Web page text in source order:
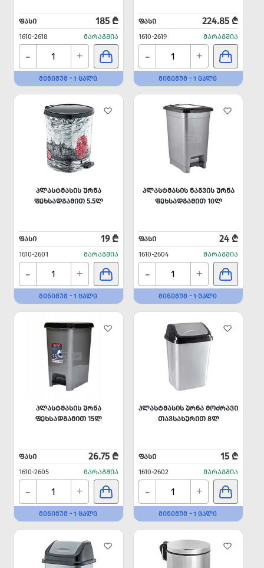
ᲤᲐᲡᲘ 185 ₾
1610-2618 ᲛᲐᲠᲐᲒᲨᲘᲐ
- +
ᲛᲘᲜᲘᲛᲣᲛ - 1 ᲪᲐᲚᲘ
ᲤᲐᲡᲘ 224.85 ₾
1610-2619 ᲛᲐᲠᲐᲒᲨᲘᲐ
- +
ᲛᲘᲜᲘᲛᲣᲛ - 1 ᲪᲐᲚᲘ
ᲞᲚᲐᲡᲢᲛᲐᲡᲘᲡ ᲣᲠᲜᲐ
ᲤᲔᲮᲡᲐᲓᲒᲐᲛᲘᲗ 5.5Ლ
ᲤᲐᲡᲘ 19 ₾
1610-2601 ᲛᲐᲠᲐᲒᲨᲘᲐ
- +
ᲛᲘᲜᲘᲛᲣᲛ - 1 ᲪᲐᲚᲘ
ᲞᲚᲐᲡᲢᲛᲐᲡᲘᲡ ᲜᲐᲒᲕᲘᲡ ᲣᲠᲜᲐ
ᲤᲔᲮᲡᲐᲓᲒᲐᲛᲘᲗ 10Ლ
ᲤᲐᲡᲘ 24 ₾
1610-2604 ᲛᲐᲠᲐᲒᲨᲘᲐ
- +
ᲛᲘᲜᲘᲛᲣᲛ - 1 ᲪᲐᲚᲘ
ᲞᲚᲐᲡᲢᲛᲐᲡᲘᲡ ᲣᲠᲜᲐ
ᲤᲔᲮᲡᲐᲓᲒᲐᲛᲘᲗ 15Ლ
ᲤᲐᲡᲘ 26.75 ₾
1610-2605 ᲛᲐᲠᲐᲒᲨᲘᲐ
- +
ᲛᲘᲜᲘᲛᲣᲛ - 1 ᲪᲐᲚᲘ
ᲞᲚᲐᲡᲢᲛᲐᲡᲘᲡ ᲣᲠᲜᲐ ᲛᲝᲫᲠᲐᲕᲘ
ᲗᲐᲕᲡᲐᲮᲣᲠᲘᲗ 8Ლ
ᲤᲐᲡᲘ 15 ₾
1610-2602 ᲛᲐᲠᲐᲒᲨᲘᲐ
- +
ᲛᲘᲜᲘᲛᲣᲛ - 1 ᲪᲐᲚᲘ